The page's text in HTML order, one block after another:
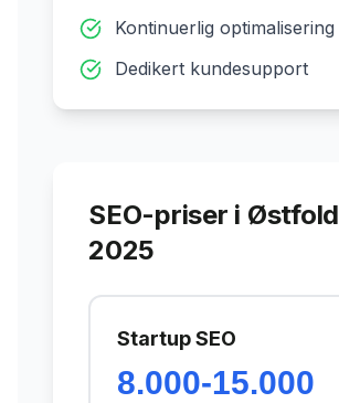
Kontinuerlig optimalisering
Dedikert kundesupport
SEO-priser i Østfold
2025
Startup SEO
8.000-15.000